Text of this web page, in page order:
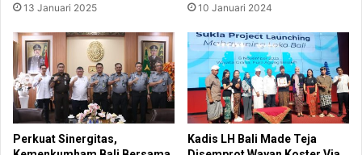
13 Januari 2025 10 Januari 2024
Perkuat Sinergitas,
Kadis LH Bali Made Teja